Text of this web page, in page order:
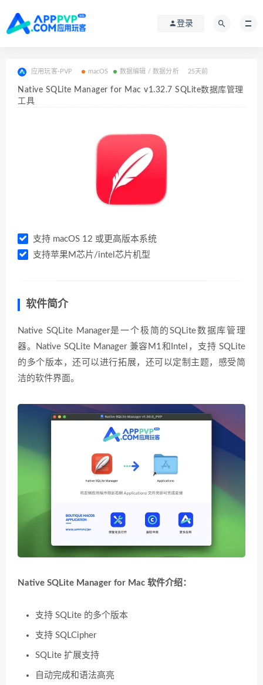
登录
应用玩客-PVP macOS 数据编辑 / 数据分析 25天前
Native SQLite Manager for Mac v1.32.7 SQLite数据库管理
工具
支持 macOS 12 或更高版本系统
支持苹果M芯片/intel芯片机型
软件简介
Native SQLite Manager是一个极简的SQLite数据库管理
器。Native SQLite Manager 兼容M1和Intel，支持 SQLite
的多个版本，还可以进行拓展，还可以定制主题，感受简
洁的软件界面。
Native SQLite Manager for Mac 软件介绍：
支持 SQLite 的多个版本
支持 SQLCipher
SQLite 扩展支持
自动完成和语法高亮